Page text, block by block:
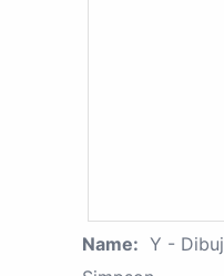
Name: Y -